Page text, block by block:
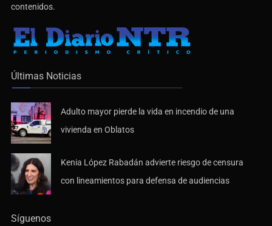
contenidos.
Últimas Noticias
Adulto mayor pierde la vida en incendio de una
vivienda en Oblatos
Kenia López Rabadán advierte riesgo de censura
con lineamientos para defensa de audiencias
Síguenos